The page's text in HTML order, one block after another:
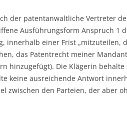
der patentanwaltliche Vertreter
Ausführungsform Anspruch 1
innerhalb einer Frist „mitzuteilen,
das Patentrecht meiner
hinzugefügt). Die Klägerin behalte
keine ausreichende Antwort
zwischen den Parteien, der aber